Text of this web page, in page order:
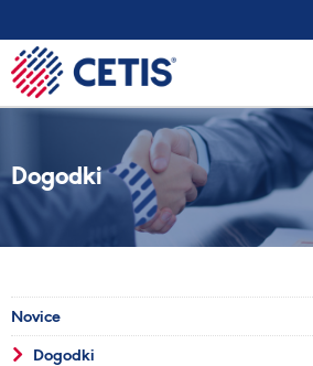
Dogodki
Novice
Dogodki